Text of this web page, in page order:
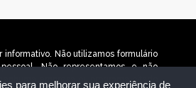
para melhorar sua experiência de
informativo. Não utilizamos formulário
Não representamos e não
empresa ou programa citado